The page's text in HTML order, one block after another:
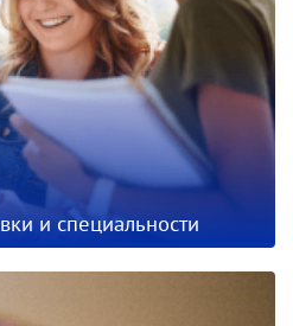
и специальности